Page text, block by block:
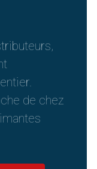
de chez